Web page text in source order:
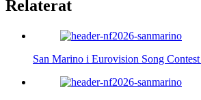
Relaterat
San Marino i Eurovision Song